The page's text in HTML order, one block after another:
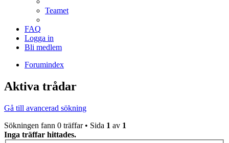
Teamet
FAQ
Logga in
Bli medlem
Forumindex
Aktiva trådar
Gå till avancerad sökning
Sökningen fann 0 träffar • Sida 1 av 1
Inga träffar hittades.